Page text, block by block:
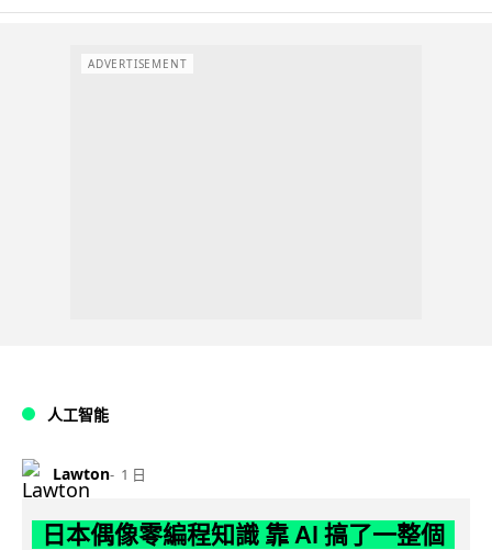
ADVERTISEMENT
人工智能
Lawton 1 日
日本偶像零編程知識 靠 AI 搞了一整個